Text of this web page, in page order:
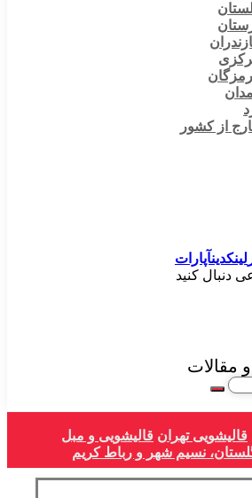
از کشور
لینکدینآپارات
دنبال کنید
مقالات
قالیشویی تهران قالیشویی و مبل
نسیم شهر و رباط کریم